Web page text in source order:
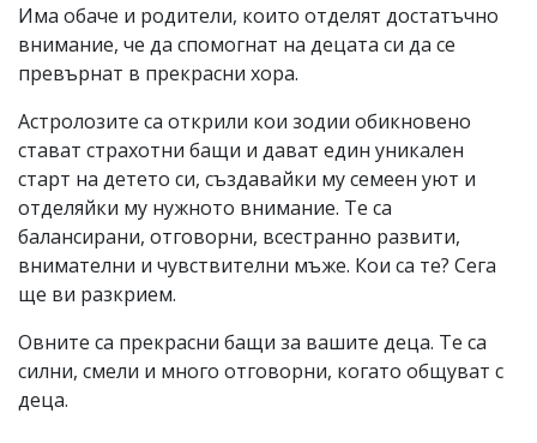
Има обаче и родители, които отделят достатъчно
внимание, че да спомогнат на децата си да се
превърнат в прекрасни хора.
Астролозите са открили кои зодии обикновено
стават страхотни бащи и дават един уникален
старт на детето си, създавайки му семеен уют и
отделяйки му нужното внимание. Те са
балансирани, отговорни, всестранно развити,
внимателни и чувствителни мъже. Кои са те? Сега
ще ви разкрием.
Овните са прекрасни бащи за вашите деца. Те са
силни, смели и много отговорни, когато общуват с
деца.